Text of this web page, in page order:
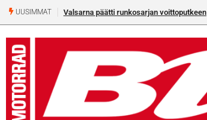
UUSIMMAT Valsarna päätti runkosarjan voittoputkeen